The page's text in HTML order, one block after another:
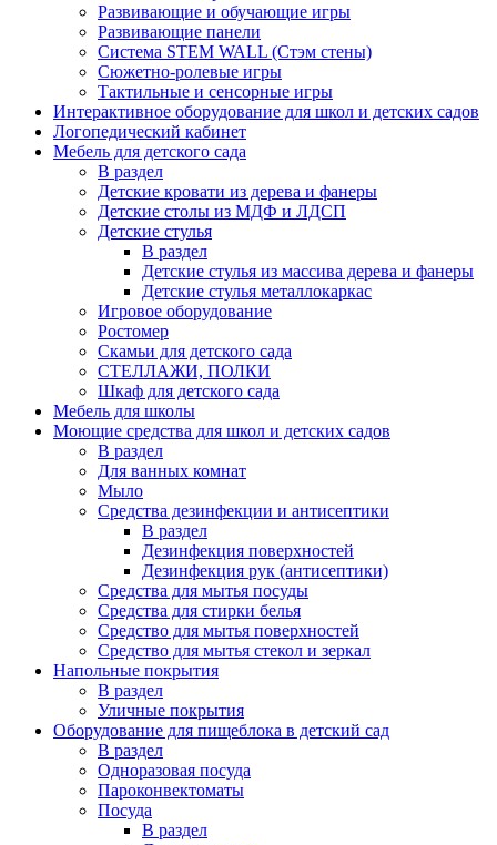
Развивающие и обучающие игры
Развивающие панели
Система STEM WALL (Cтэм стены)
Сюжетно-ролевые игры
Тактильные и сенсорные игры
Интерактивное оборудование для школ и детских садов
Логопедический кабинет
Мебель для детского сада
В раздел
Детские кровати из дерева и фанеры
Детские столы из МДФ и ЛДСП
Детские стулья
В раздел
Детские стулья из массива дерева и фанеры
Детские стулья металлокаркас
Игровое оборудование
Ростомер
Скамьи для детского сада
СТЕЛЛАЖИ, ПОЛКИ
Шкаф для детского сада
Мебель для школы
Моющие средства для школ и детских садов
В раздел
Для ванных комнат
Мыло
Средства дезинфекции и антисептики
В раздел
Дезинфекция поверхностей
Дезинфекция рук (антисептики)
Средства для мытья посуды
Средства для стирки белья
Средство для мытья поверхностей
Средство для мытья стекол и зеркал
Напольные покрытия
В раздел
Уличные покрытия
Оборудование для пищеблока в детский сад
В раздел
Одноразовая посуда
Пароконвектоматы
Посуда
В раздел